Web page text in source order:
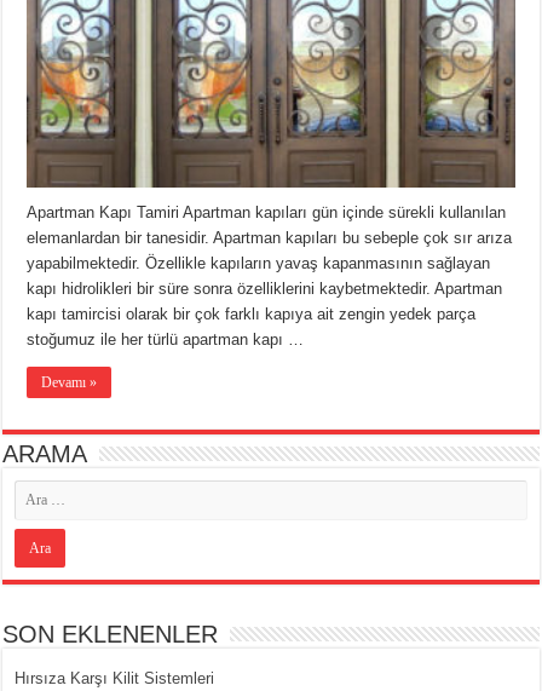
Apartman Kapı Tamiri Apartman kapıları gün içinde sürekli kullanılan
elemanlardan bir tanesidir. Apartman kapıları bu sebeple çok sır arıza
yapabilmektedir. Özellikle kapıların yavaş kapanmasının sağlayan
kapı hidrolikleri bir süre sonra özelliklerini kaybetmektedir. Apartman
kapı tamircisi olarak bir çok farklı kapıya ait zengin yedek parça
stoğumuz ile her türlü apartman kapı …
Devamı »
ARAMA
SON EKLENENLER
Hırsıza Karşı Kilit Sistemleri